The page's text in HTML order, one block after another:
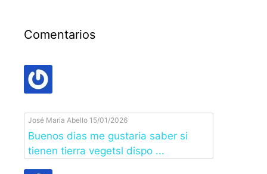
Comentarios
José Maria Abello 15/01/2026
Buenos dias me gustaria saber si
tienen tierra vegetsl dispo ...